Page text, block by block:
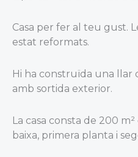
Casa per fer al teu gust.
estat reformats.
Hi ha construïda una llar
amb sortida exterior.
La casa consta de 200
baixa, primera planta i